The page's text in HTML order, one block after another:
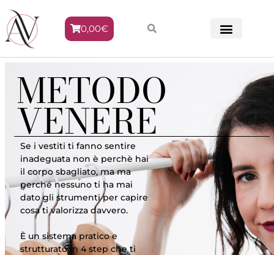
0,00€
METODO
VENERE
Se i vestiti ti fanno sentire
inadeguata non è perchè hai
il corpo sbagliato, ma ma
perché nessuno ti ha mai
dato gli strumenti per capire
cosa ti valorizza davvero.
È un sistema pratico e
strutturato in 4 step che ti